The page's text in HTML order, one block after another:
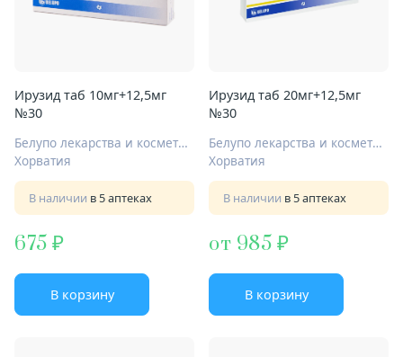
Ирузид таб 10мг+12,5мг
№30
Белупо лекарства и косметика д.д.
Хорватия
В наличии в 5 аптеках
675
В корзину
Ирузид таб 20мг+12,5мг
№30
Белупо лекарства и косметика д.д.
Хорватия
В наличии в 5 аптеках
от 985
В корзину